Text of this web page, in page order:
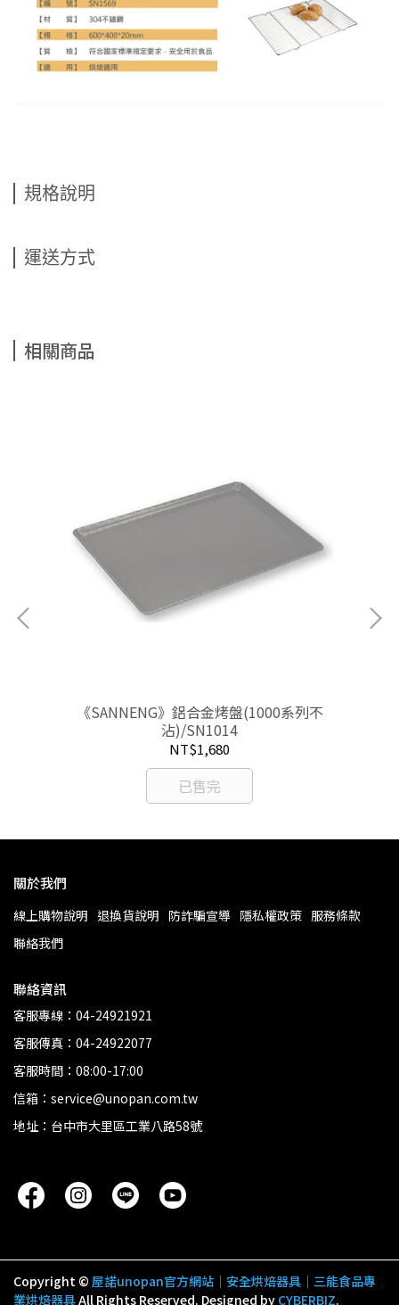
規格說明
運送方式
相關商品
《SANNENG》鋁合金烤盤(1000系列不
沾)/SN1014
NT$1,680
已售完
關於我們
線上購物說明 退換貨說明 防詐騙宣導 隱私權政策 服務條款
聯絡我們
聯絡資訊
客服專線：04-24921921
客服傳真：04-24922077
客服時間：08:00-17:00
信箱：service@unopan.com.tw
地址：台中市大里區工業八路58號
Copyright © 屋諾unopan官方網站｜安全烘焙器具｜三能食品專
業烘焙器具All Rights Reserved. Designed by CYBERBIZ.